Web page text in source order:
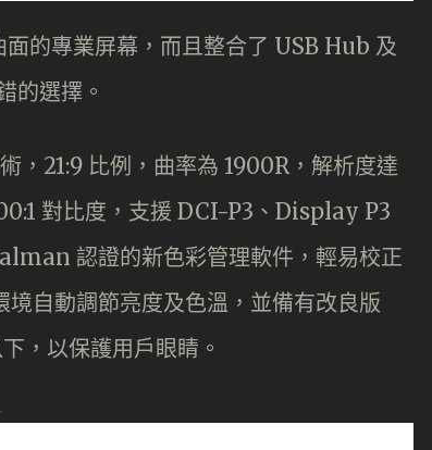
的專業屏幕，而且整合了 USB Hub 及
的選擇。
21:9 比例，曲率為 1900R，解析度達
對比度，支援 DCI-P3、Display P3
認證的新色彩管理軟件，輕易校正
自動調節亮度及色溫，並備有改良版
，以保護用戶眼睛。